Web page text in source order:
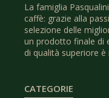
La famiglia
caffè: grazie alla
selezione delle
un prodotto finale di
di qualità superiore
CATEGORIE